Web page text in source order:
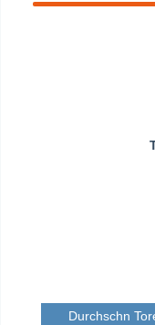
Durchschn